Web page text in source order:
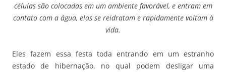
células são colocadas em um ambiente favorável, e entram em
contato com a água, elas se reidratam e rapidamente voltam à
vida.
Eles fazem essa festa toda entrando em um estranho
estado de hibernação, no qual podem desligar uma